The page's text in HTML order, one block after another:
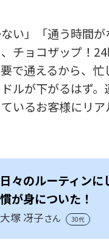
ない」「通う時間
チョコザップ！
で通えるから、
ルが下がるはず
いるお客様にリ
日々のルーティンに
慣が身についた！
大塚 冴子さん 30代